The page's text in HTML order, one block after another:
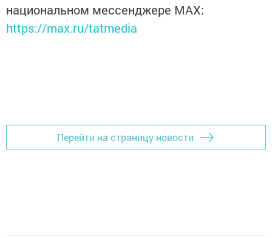
национальном мессенджере MАХ:
https://max.ru/tatmedia
Перейти на страницу новости